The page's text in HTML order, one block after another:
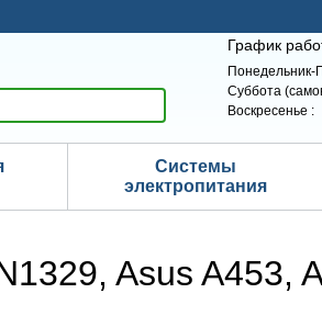
График
Суббота
Системы
электропитания
Asus A453,